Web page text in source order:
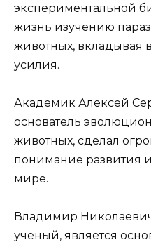
экспериментальной
жизнь изучению
животных, вкладывая
усилия.
Академик Алексей
основатель
животных, сделал
понимание развития
мире.
Владимир
ученый, является